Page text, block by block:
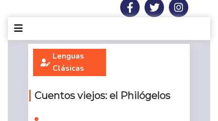
Lenguas
Clásicas
Cuentos viejos: el Philógelos